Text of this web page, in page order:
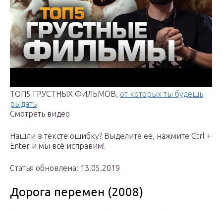
ТОП5 ГРУСТНЫХ ФИЛЬМОВ, от которых ты будешь
рыдать
Смотреть видео
Нашли в тексте ошибку? Выделите её, нажмите Ctrl +
Enter и мы всё исправим!
Статья обновлена: 13.05.2019
Дорога перемен (2008)